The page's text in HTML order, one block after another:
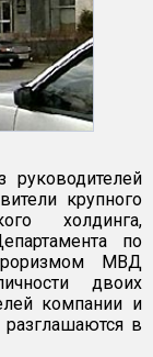
крупного
холдинга,
по
МВД
двоих
компании и
в